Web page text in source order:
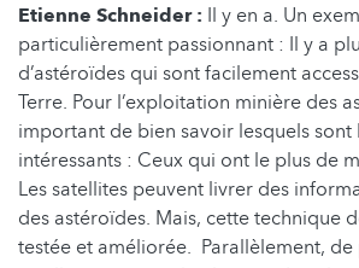
Etienne Schneider : Il y en a. Un
particulièrement passionnant : Il y a
d’astéroïdes qui sont facilement
Terre. Pour l’exploitation minière des
important de bien savoir lesquels sont
intéressants : Ceux qui ont le plus de
Les satellites peuvent livrer des
des astéroïdes. Mais, cette technique
testée et améliorée. Parallèlement, de